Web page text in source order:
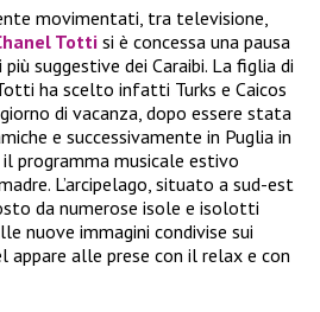
movimentati, tra televisione,
Tottisi è concessa una pausa
suggestive dei Caraibi. La figlia di
ha scelto infatti Turks e Caicos
di vacanza, dopo essere stata
e successivamente in Puglia in
il programma musicale estivo
L’arcipelago, situato a sud-est
da numerose isole e isolotti
nuove immagini condivise sui
appare alle prese con il relax e con